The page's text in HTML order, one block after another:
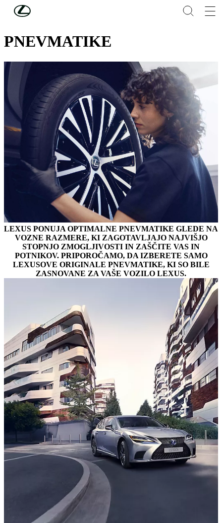
Skip to Main Content
LASTNIŠTVO
PNEVMATIKE
LEXUS PONUJA OPTIMALNE PNEVMATIKE GLEDE NA
VOZNE RAZMERE, KI ZAGOTAVLJAJO NAJVIŠJO
STOPNJO ZMOGLJIVOSTI IN ZAŠČITE VAS IN
POTNIKOV. PRIPOROČAMO, DA IZBERETE SAMO
LEXUSOVE ORIGINALE PNEVMATIKE, KI SO BILE
ZASNOVANE ZA VAŠE VOZILO LEXUS.